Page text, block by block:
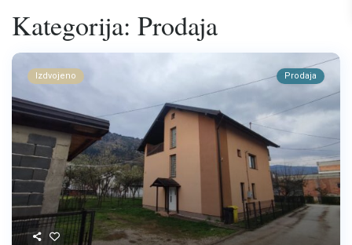
Kategorija: Prodaja
Izdvojeno Prodaja